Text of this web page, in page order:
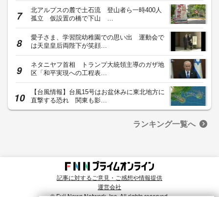
北アルプスの麓で土石流 登山者ら一時400人
孤立 仮設置の橋で下山 …
愛子さま、学習院幼稚園での思い出 運動会で
は天皇皇后両陛下が笑顔…
ネタニヤフ首相 トランプ大統領主導のガザ地
区「和平実現への工程表…
【台風情報】台風15号はお盆休みに東北地方に
直撃する恐れ 関東も影…
ランキング一覧へ
記事に対するご意見・ご感想や情報提供
運営会社